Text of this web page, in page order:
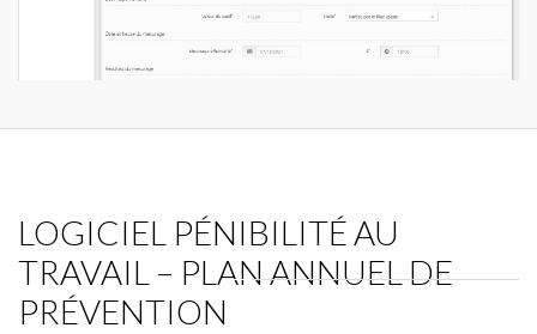
LOGICIEL PÉNIBILITÉ AU
TRAVAIL – PLAN ANNUEL DE
PRÉVENTION